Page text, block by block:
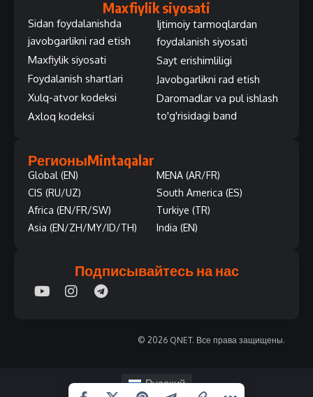
Maxfiylik siyosati
Sidan foydalanishda
javobgarlikni rad etish
Maxfiylik siyosati
Foydalanish shartlari
Xulq-atvor kodeksi
Axloq kodeksi
Ijtimoiy tarmoqlardan
foydalanish siyosati
Sayt erishimliligi
Javobgarlikni rad etish
Daromadlar va pul ishlash
to'g'risidagi band
РегионыMintaqalar
Global (EN)
CIS (RU/UZ)
Africa (EN/FR/SW)
Asia (EN/ZH/MY/ID/TH)
MENA (AR/FR)
South America (ES)
Turkiye (TR)
India (EN)
Подписывайтесь на нас
© 2026 QNET. Все права защищены.
Русский